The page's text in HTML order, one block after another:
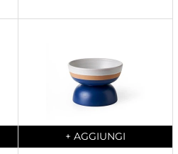
Quantity
+ AGGIUNGI